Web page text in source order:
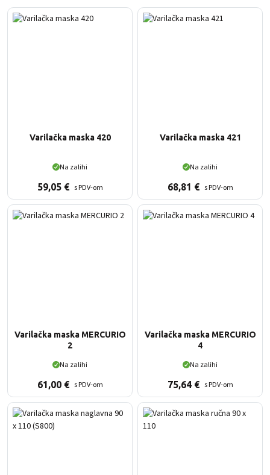
Varilačka maska 420
Na zalihi
59,05 € s PDV-om
Varilačka maska 421
Na zalihi
68,81 € s PDV-om
Varilačka maska MERCURIO
2
Na zalihi
61,00 € s PDV-om
Varilačka maska MERCURIO
4
Na zalihi
75,64 € s PDV-om